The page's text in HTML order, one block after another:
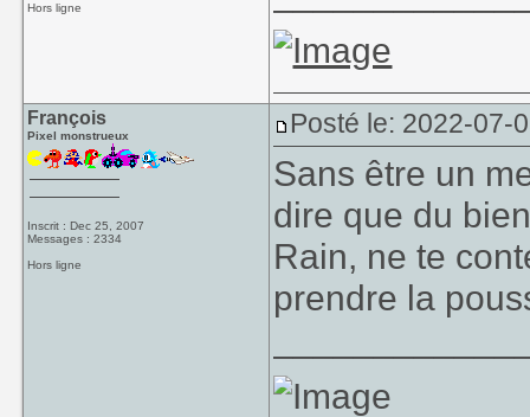
Hors ligne
François
Pixel monstrueux
Inscrit : Dec 25, 2007
Messages : 2334
Hors ligne
Posté le: 2022-07-
Sans être un
dire que du
Rain, ne te
prendre la